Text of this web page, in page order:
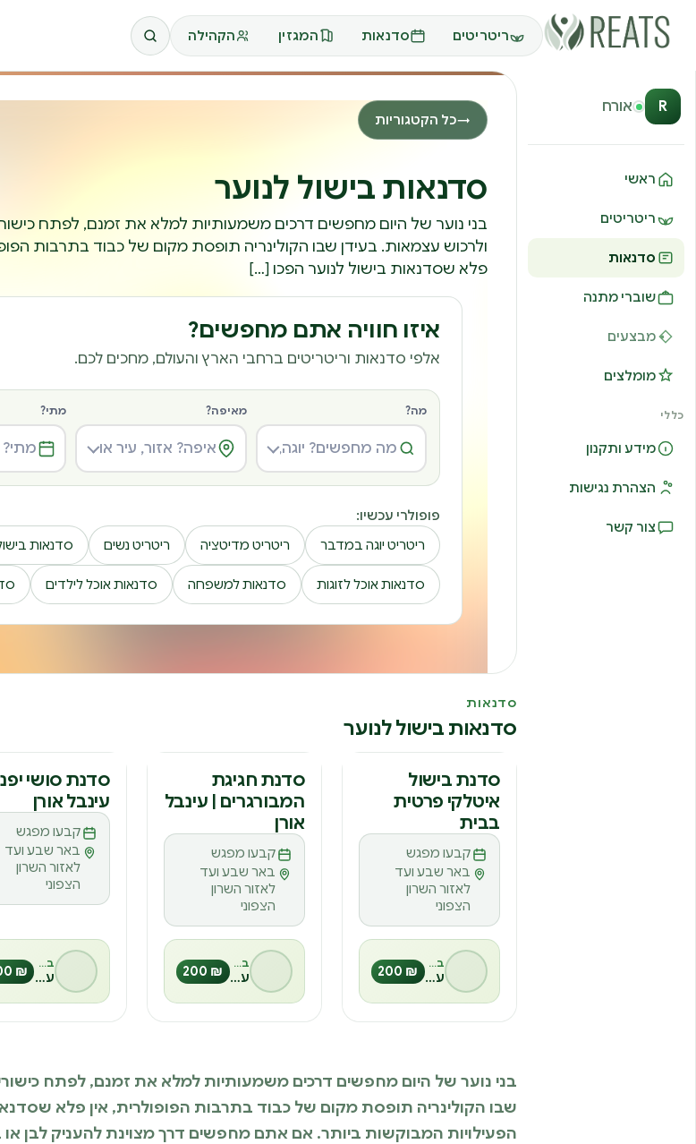
ריטריטים סדנאות המגזין הקהילה
R אורח
ראשי
ריטריטים
סדנאות
שוברי מתנה
מבצעים
מומלצים
כללי
מידע ותקנון
הצהרת נגישות
צור קשר
→כל הקטגוריות
סדנאות בישול לנוער
בני נוער של היום מחפשים דרכים משמעותיות למלא את זמנם, לפתח
ולרכוש עצמאות. בעידן שבו הקולינריה תופסת מקום של כבוד בתרבות
פלא שסדנאות בישול לנוער הפכו […]
איזו חוויה אתם מחפשים?
אלפי סדנאות וריטריטים ברחבי הארץ והעולם, מחכים לכם.
מה? מאיפה? מתי?
פופולרי עכשיו:
ריטריט יוגה במדבר
ריטריט מדיטציה ריטריט נשים סדנאות
סדנאות אוכל לזוגות סדנאות למשפחה סדנאות אוכל לילדים
סדנאות
סדנאות בישול לנוער
סדנת בישול
איטלקי פרטית
בבית
קבעו מפגש
באר שבע ועד
לאזור השרון
הצפוני
בהנחיית
עינבל אורן ₪ 200
סדנה
ס
סדנת חגיגת
המבורגרים | עינבל
אורן
קבעו מפגש
באר שבע ועד
לאזור השרון
הצפוני
בהנחיית
עינבל אורן ₪ 200
סדנה
ס
סדנת סושי
עינבל אורן
קבעו מפגש
באר שבע ועד
לאזור השרון
הצפוני
בהנחיית
עינבל אורן ₪ 200
בני נוער של היום מחפשים דרכים משמעותיות למלא את זמנם, לפתח
שבו הקולינריה תופסת מקום של כבוד בתרבות הפופולרית, אין פלא
הפעילויות המבוקשות ביותר. אם אתם מחפשים דרך מצוינת להעניק לבן